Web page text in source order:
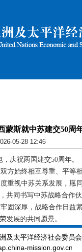
蒙斯就中苏建交50周
05-28 12:46
庆祝两国建交50周年。
方始终相互尊重、平等
视中苏关系发展，愿
共同书写中苏战略合作伙
固深厚，战略合作日益
发展的共同愿景。
及太平洋经济社会委员
mission.gov.cn